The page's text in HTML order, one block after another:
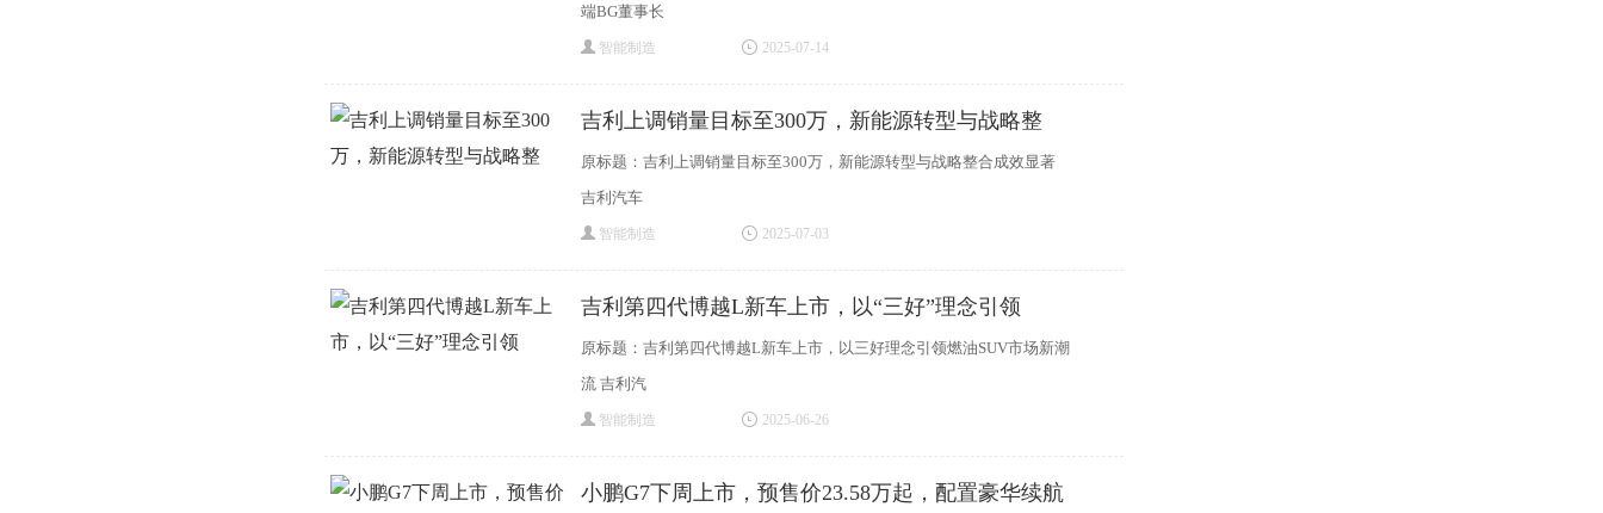
端BG董事长
智能制造 2025-07-14
吉利上调销量目标至300万，新能源转型与战略整
原标题：吉利上调销量目标至300万，新能源转型与战略整合成效显著
吉利汽车
智能制造 2025-07-03
吉利第四代博越L新车上市，以“三好”理念引领
原标题：吉利第四代博越L新车上市，以三好理念引领燃油SUV市场新潮
流 吉利汽
智能制造 2025-06-26
小鹏G7下周上市，预售价23.58万起，配置豪华续航